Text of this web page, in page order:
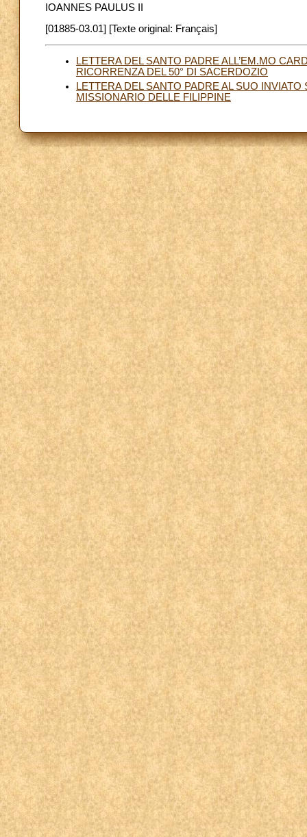
IOANNES PAULUS II
[01885-03.01] [Texte original: Français]
LETTERA DEL SANTO PADRE ALL’EM.MO
RICORRENZA DEL 50° DI SACERDOZIO
LETTERA DEL SANTO PADRE AL SUO
MISSIONARIO DELLE FILIPPINE